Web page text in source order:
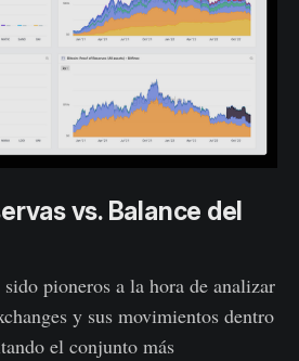
vs. Balance del
pioneros a la hora de analizar
y sus movimientos dentro
el conjunto más